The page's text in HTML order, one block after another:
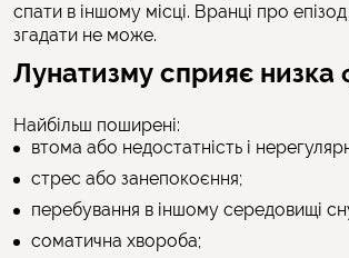
спати в іншому місці. Вранці про
згадати не може.
Лунатизму сприяє низка
Найбільш поширені:
втома або недостатність і
стрес або занепокоєння;
перебування в іншому середовищі
соматична хвороба;